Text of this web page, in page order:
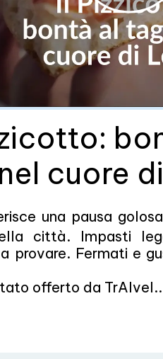
nel cuore
una pausa
città. Impasti
provare. Fermati e
offerto da